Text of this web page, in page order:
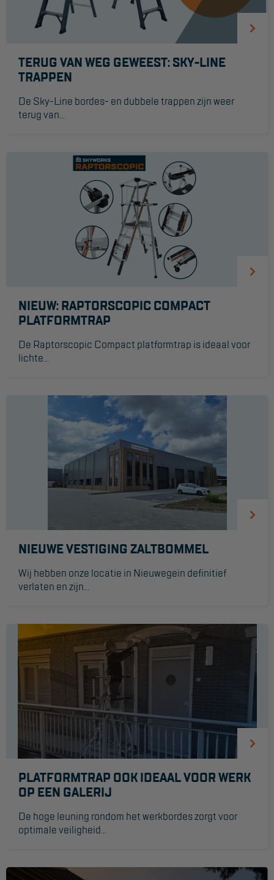
Masthoogwerkers
Project toepassingen
Hoogbouw
Projectvoorbeelden
Keuring en Inspectie
Ladders en trappen
Reparatie en onderhoud
Aanmelden Inspectiewekker
Werken bij ons
Product video's
Tips en trucs
Wet- en regelgeving
Garantie
Algemene voorwaarden
Webshop voorwaarden
TERUG VAN WEG GEWEEST: SKY-LINE
TRAPPEN
De Sky-Line bordes- en dubbele trappen zijn weer
terug van...
NIEUW: RAPTORSCOPIC COMPACT
PLATFORMTRAP
De Raptorscopic Compact platformtrap is ideaal voor
lichte...
NIEUWE VESTIGING ZALTBOMMEL
Wij hebben onze locatie in Nieuwegein definitief
verlaten en zijn...
PLATFORMTRAP OOK IDEAAL VOOR WERK
OP EEN GALERIJ
De hoge leuning rondom het werkbordes zorgt voor
optimale veiligheid...